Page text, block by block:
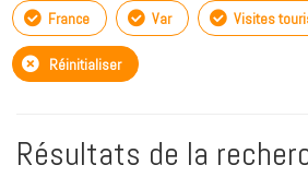
France Var Visites
Réinitialiser
Résultats de la